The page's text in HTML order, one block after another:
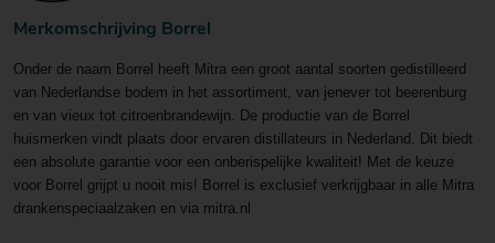
Merkomschrijving Borrel
Onder de naam Borrel heeft Mitra een groot aantal soorten gedistilleerd
van Nederlandse bodem in het assortiment, van jenever tot beerenburg
en van vieux tot citroenbrandewijn. De productie van de Borrel
huismerken vindt plaats door ervaren distillateurs in Nederland. Dit biedt
een absolute garantie voor een onberispelijke kwaliteit! Met de keuze
voor Borrel grijpt u nooit mis! Borrel is exclusief verkrijgbaar in alle Mitra
drankenspeciaalzaken en via mitra.nl